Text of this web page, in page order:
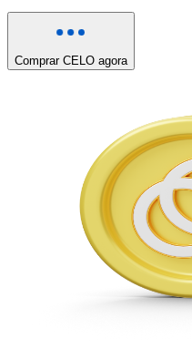
Comprar CELO agora